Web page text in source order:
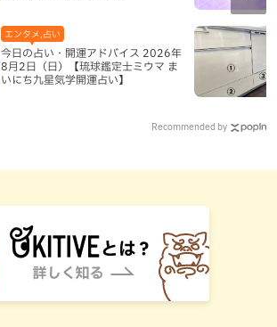
今日の占い・開運アドバイス 2026年
8月2日（日）【琉球鑑定士ミウマ ま
いにち九星気学開運占い】
エンタメ,占い
Recommended by